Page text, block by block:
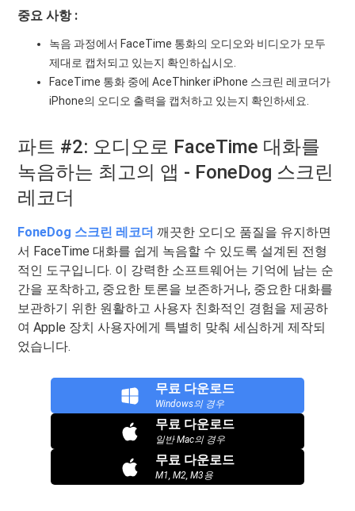
중요 사항 :
녹음 과정에서 FaceTime 통화의 오디오와 비디오가 모두
제대로 캡처되고 있는지 확인하십시오.
FaceTime 통화 중에 AceThinker iPhone 스크린 레코더가
iPhone의 오디오 출력을 캡처하고 있는지 확인하세요.
파트 #2: 오디오로 FaceTime 대화를
녹음하는 최고의 앱 - FoneDog 스크린
레코더
FoneDog 스크린 레코더 깨끗한 오디오 품질을 유지하면
서 FaceTime 대화를 쉽게 녹음할 수 있도록 설계된 전형
적인 도구입니다. 이 강력한 소프트웨어는 기억에 남는 순
간을 포착하고, 중요한 토론을 보존하거나, 중요한 대화를
보관하기 위한 원활하고 사용자 친화적인 경험을 제공하
여 Apple 장치 사용자에게 특별히 맞춰 세심하게 제작되
었습니다.
무료 다운로드
Windows의 경우
무료 다운로드
일반 Mac의 경우
무료 다운로드
M1, M2, M3용